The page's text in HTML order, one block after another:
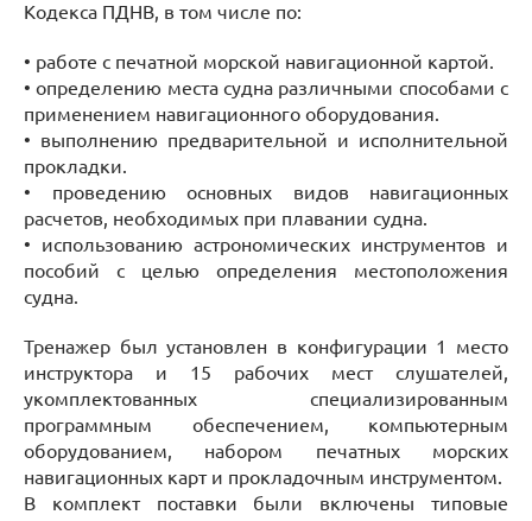
Кодекса ПДНВ, в том числе по:
• работе с печатной морской навигационной картой.
• определению места судна различными способами с
применением навигационного оборудования.
• выполнению предварительной и исполнительной
прокладки.
• проведению основных видов навигационных
расчетов, необходимых при плавании судна.
• использованию астрономических инструментов и
пособий с целью определения местоположения
судна.
Тренажер был установлен в конфигурации 1 место
инструктора и 15 рабочих мест слушателей,
укомплектованных специализированным
программным обеспечением, компьютерным
оборудованием, набором печатных морских
навигационных карт и прокладочным инструментом.
В комплект поставки были включены типовые